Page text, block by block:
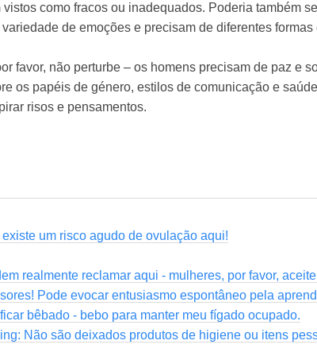
como fracos ou inadequados. Poderia também
de emoções e precisam de diferentes
favor, não perturbe – os homens precisam de paz e
os papéis de género, estilos de comunicação e
risos e pensamentos.
um risco agudo de ovulação aqui!
realmente reclamar aqui - mulheres, por favor,
Pode evocar entusiasmo espontâneo pela
bêbado - bebo para manter meu fígado ocupado.
Não são deixados produtos de higiene ou itens